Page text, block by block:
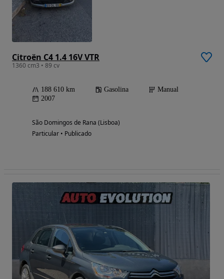
Citroën C4 1.4 16V VTR
1360 cm3 • 89 cv
188 610 km Gasolina
Manual
2007
São Domingos de Rana (Lisboa)
Particular • Publicado